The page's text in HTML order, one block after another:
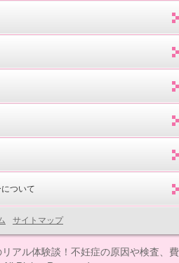
ついて
サイトマップ
アル体験談！不妊症の原因や検査、費